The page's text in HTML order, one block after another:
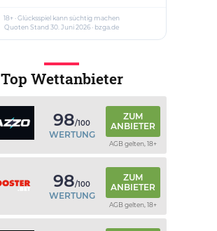
18+ · Glücksspiel kann süchtig machen
Quoten Stand 30. Juni 2026 · bzga.de
Top Wettanbieter
98/100
WERTUNG
ZUM
ANBIETER
AGB gelten, 18+
98/100
WERTUNG
ZUM
ANBIETER
AGB gelten, 18+